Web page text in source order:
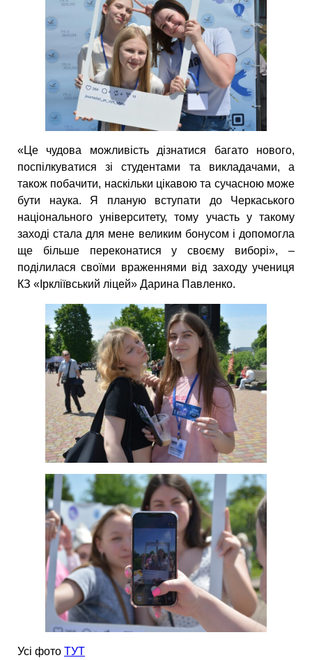
«Це чудова можливість дізнатися багато нового,
поспілкуватися зі студентами та викладачами, а
також побачити, наскільки цікавою та сучасною може
бути наука. Я планую вступати до Черкаського
національного університету, тому участь у такому
заході стала для мене великим бонусом і допомогла
ще більше переконатися у своєму виборі», –
поділилася своїми враженнями від заходу учениця
КЗ «Іркліївський ліцей» Дарина Павленко.
Усі фото ТУТ